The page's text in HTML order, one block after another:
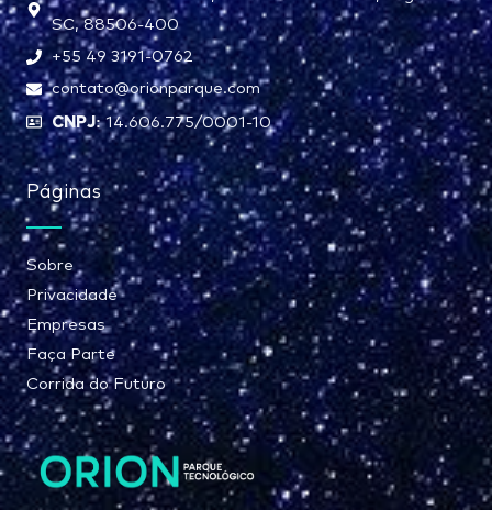
Páginas
Sobre
Privacidade
Empresas
Faça Parte
Corrida do Futuro
SC, 88506-400
+55 49 3191-0762
contato@orionparque.com
CNPJ:14.606.775/0001-10